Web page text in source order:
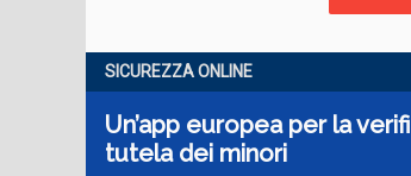
SICUREZZA ONLINE
Un’app europea per la
tutela dei minori